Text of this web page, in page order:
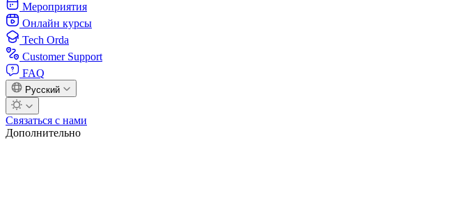
Мероприятия
Онлайн курсы
Tech Orda
Customer Support
FAQ
Русский
Связаться с нами
Дополнительно